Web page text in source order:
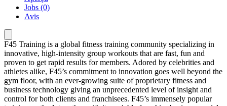
Jobs (0)
Avis
F45 Training is a global fitness training community specializing in
innovative, high-intensity group workouts that are fast, fun and
proven to get rapid results for members. Adored by celebrities and
athletes alike, F45’s commitment to innovation goes well beyond the
gym floor, with an ever-growing suite of proprietary fitness and
business technology giving an unprecedented level of insight and
control for both clients and franchisees. F45’s immensely popular